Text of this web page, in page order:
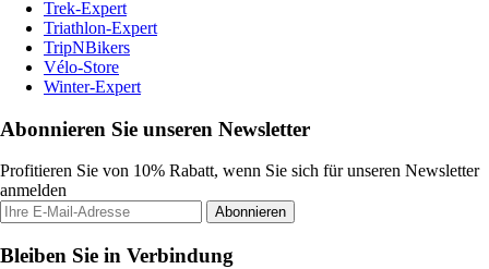
Trek-Expert
Triathlon-Expert
TripNBikers
Vélo-Store
Winter-Expert
Abonnieren Sie unseren Newsletter
Profitieren Sie von 10% Rabatt, wenn Sie sich für unseren Newsletter
anmelden
Abonnieren
Bleiben Sie in Verbindung